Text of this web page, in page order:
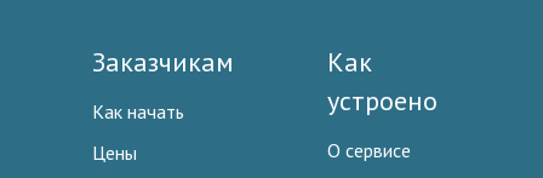
Заказчикам
Как начать
Цены
Как
устроено
О сервисе